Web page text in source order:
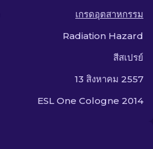
เกรดอุตสาหกรรม
Radiation Hazard
สีสเปรย์
13 สิงหาคม 2557
ESL One Cologne 2014